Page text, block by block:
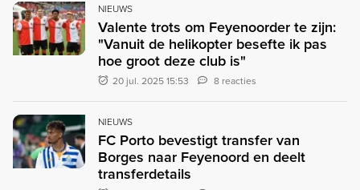
NIEUWS
Valente trots om Feyenoorder te zijn:
"Vanuit de helikopter besefte ik pas
hoe groot deze club is"
20 jul. 2025 15:53 8 reacties
NIEUWS
FC Porto bevestigt transfer van
Borges naar Feyenoord en deelt
transferdetails